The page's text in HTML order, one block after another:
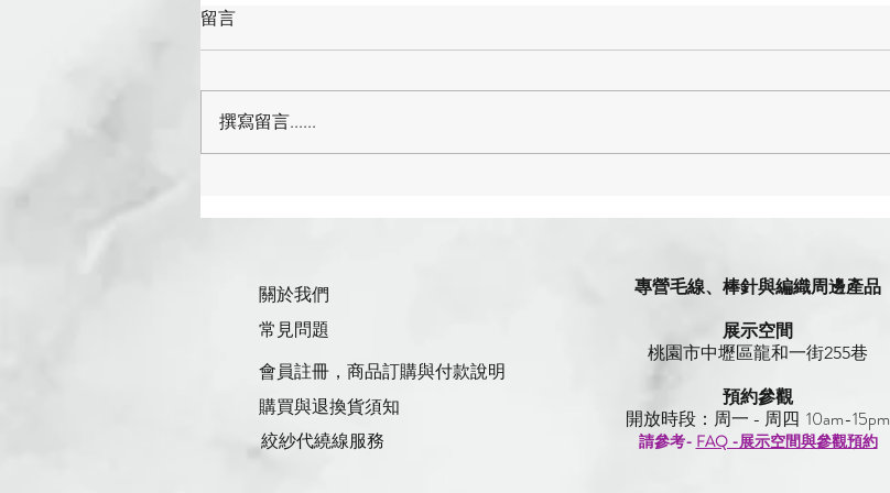
新）
寸與針號對照表（2026最新
conversions
留言
撰寫留言......
關於我們
常見問題
會員註冊，商品訂購與付款說明
購買與退換貨須知
絞紗代繞線服務
專營毛線、棒針與編織周邊產品
展示空間
​桃園市中壢區龍和一街255巷
預約參觀
開放時段：周一 - 周四 10am-15pm
請參考- FAQ -展示空間與參觀預約